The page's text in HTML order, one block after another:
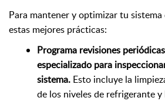
Para mantener y optimizar tu
estas mejores prácticas:
Programa revisiones
especializado para
sistema. Esto incluye la
de los niveles de refrigerante